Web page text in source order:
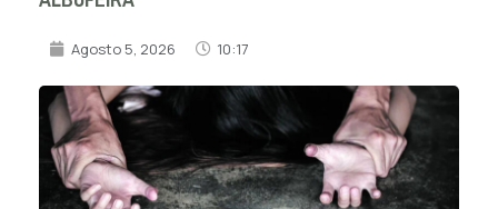
Agosto 5, 2026 10:17